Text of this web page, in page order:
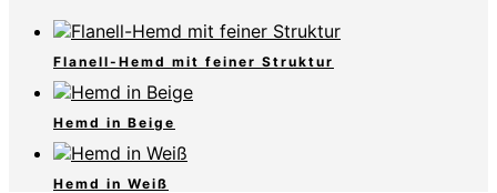
Flanell-Hemd mit feiner Struktur
Hemd in Beige
Hemd in Weiß